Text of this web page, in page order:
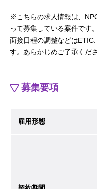
※こちらの求人情報は、
って募集している案件です。
面接日程の調整などは
す。あらかじめご了承くださ
募集要項
雇用形態